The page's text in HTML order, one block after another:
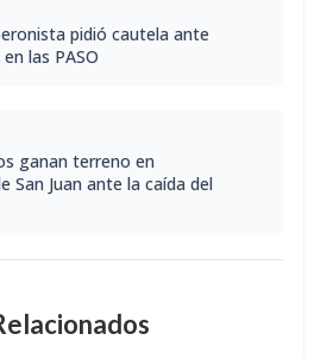
pidió cautela ante
las PASO
ganan terreno en
San Juan ante la caída del